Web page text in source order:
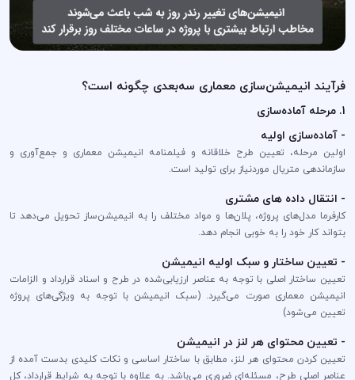
فرآیند انیمیشن‌سازی معماری سه‌بعدی چگونه است؟
1. مرحله آماده‌سازی
- آماده‌سازی اولیه
اولین مرحله، تعیین طرح خلاقانه و فیلمنامه انیمیشن معماری و جمع‌آوری و
سازماندهی متریال مورد‌نیاز برای تولید است.
- انتقال داده های مشتری
کارفرما مدل‌های پروژه، پلان‌ها و مواد مختلف را به انیمیشن‌ساز تحویل می‌دهد تا
بتواند کار خود را به خوبی انجام دهد.
- تعیین ساختار و سبک اولیه انیمیشن
تعیین ساختار اصلی با توجه به عناصر ارزیابی‌شده در طرح و اسناد قرارداد و الزامات
انیمیشن معماری صورت می‌گیرد. (سبک انیمیشن با توجه به ویژگی‌های پروژه
تعیین می‌شود)
- تعیین محتوای هر لنز در انیمیشن
تعیین کردن محتوای هر لنز، مطابق با ساختار اساسی و نکات کلیدی بدست آمده از
عناصر اصلی طرح، مسئله‌ای ضروری می‌باشد. به علاوه با توجه به شرایط قرارداد، کل